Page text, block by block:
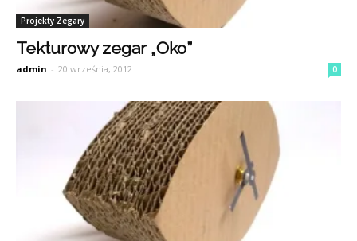
Projekty Zegary
Tekturowy zegar „Oko”
admin - 20 września, 2012 0